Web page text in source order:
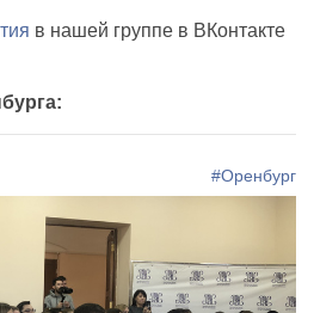
в нашей группе в ВКонтакте
#Оренбург